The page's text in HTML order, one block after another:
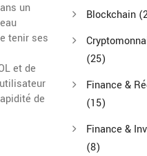
un
tenir ses
et de
de
Blockchain
(25)
Finance &
(15)
Finance &
(8)